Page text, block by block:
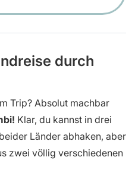
durch
Trip? Absolut machbar
Klar, du kannst in drei
Länder abhaken, aber
zwei völlig verschiedenen